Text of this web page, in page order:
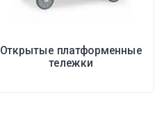
Открытые платформенные
тележки